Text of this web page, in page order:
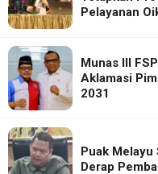
Pelayanan
Munas III
Aklamasi
2031
Puak Melayu
Derap